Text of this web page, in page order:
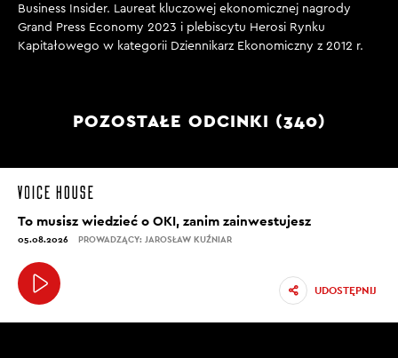
Business Insider. Laureat kluczowej ekonomicznej nagrody
Grand Press Economy 2023 i plebiscytu Herosi Rynku
Kapitałowego w kategorii Dziennikarz Ekonomiczny z 2012 r.
POZOSTAŁE ODCINKI (340)
To musisz wiedzieć o OKI, zanim zainwestujesz
05.08.2026 PROWADZĄCY: JAROSŁAW KUŹNIAR
UDOSTĘPNIJ